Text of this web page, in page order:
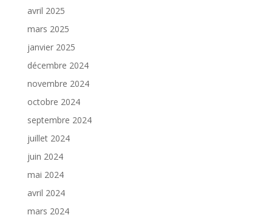
avril 2025
mars 2025
janvier 2025
décembre 2024
novembre 2024
octobre 2024
septembre 2024
juillet 2024
juin 2024
mai 2024
avril 2024
mars 2024